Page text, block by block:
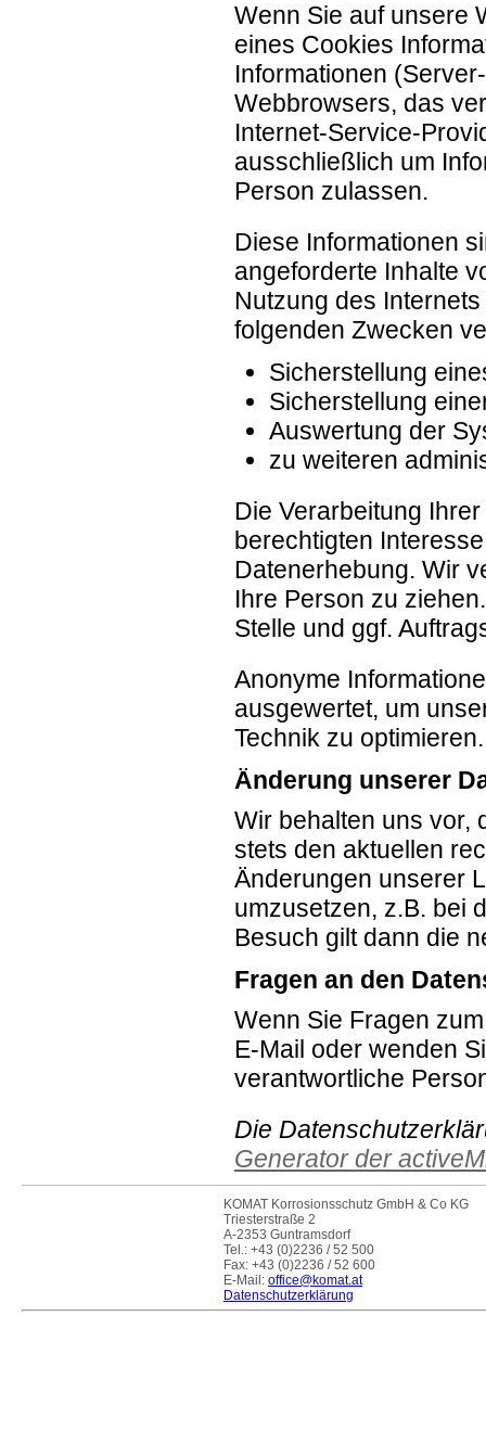
Wenn Sie auf unsere
eines Cookies
Informationen
Webbrowsers, das
Internet-Service-
ausschließlich um
Person zulassen.
Diese Informationen
angeforderte Inhalte
Nutzung des
folgenden Zwecken
Sicherstellung
Sicherstellung
Auswertung der
zu weiteren
Die Verarbeitung
berechtigten
Datenerhebung. Wir
Ihre Person zu
Stelle und ggf.
Anonyme
ausgewertet, um
Technik zu optimieren.
Änderung unserer
Wir behalten uns vor,
stets den aktuellen
Änderungen unserer
umzusetzen, z.B. bei
Besuch gilt dann die
Fragen an den
Wenn Sie Fragen
E-Mail oder wenden
verantwortliche
Die
Generator der
KOMAT Korrosionsschutz GmbH & Co KG
Triesterstraße 2
A-2353 Guntramsdorf
Tel.: +43 (0)2236 / 52 500
Fax: +43 (0)2236 / 52 600
E-Mail: office@komat.at
Datenschutzerklärung